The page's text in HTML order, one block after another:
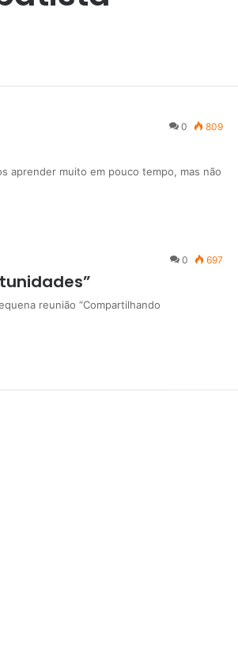
0 809
aprender muito em pouco tempo, mas não
0 697
reunião “Compartilhando